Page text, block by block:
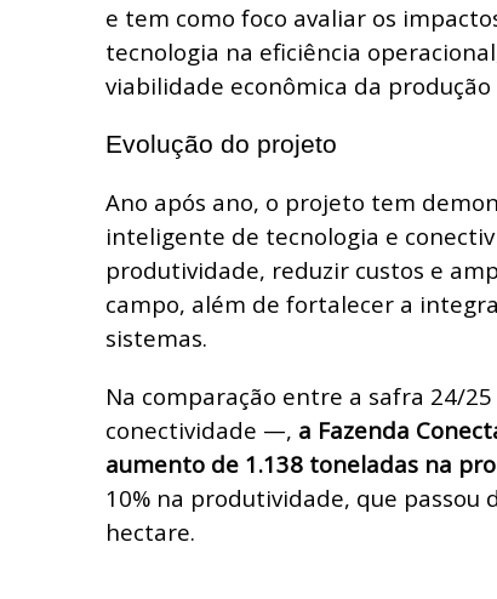
e tem como foco avaliar os
tecnologia na eficiência
viabilidade econômica da produção
Evolução do projeto
Ano após ano, o projeto tem
inteligente de tecnologia e
produtividade, reduzir custos e
campo, além de fortalecer a
sistemas.
Na comparação entre a safra 24/
conectividade —, a Fazenda
aumento de 1.138 toneladas na
10% na produtividade, que passou
hectare.